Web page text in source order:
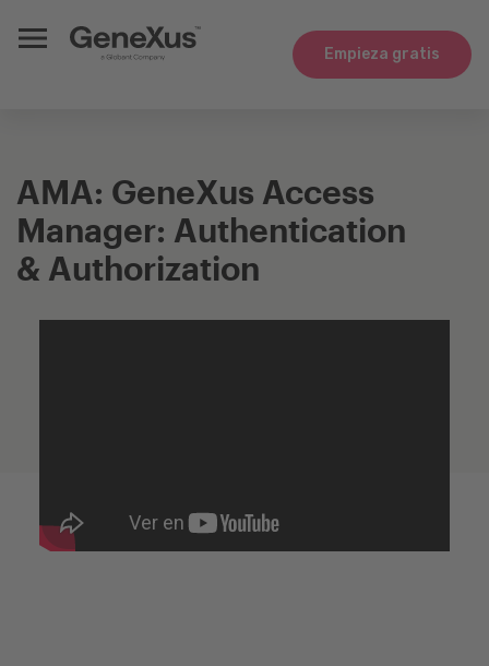
Empieza gratis
AMA: GeneXus Access
Manager: Authentication
& Authorization